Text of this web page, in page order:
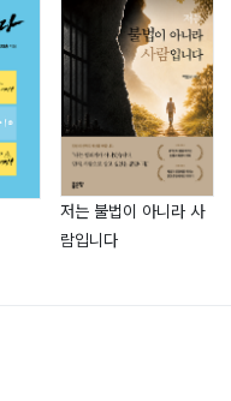
떡이 생긴다116
저는 불법이 아니라 사
람입니다